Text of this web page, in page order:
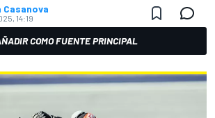
Casanova
14:19
COMO FUENTE PRINCIPAL